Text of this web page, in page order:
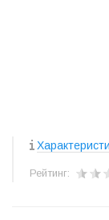
Рейтинг: